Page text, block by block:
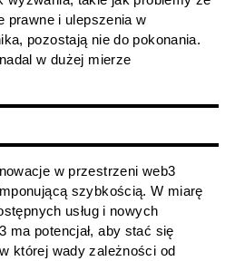
prawne i ulepszenia w
pozostają nie do pokonania.
w dużej mierze
w przestrzeni web3
szybkością. W miarę
usług i nowych
ma potencjał, aby stać się
której wady zależności od